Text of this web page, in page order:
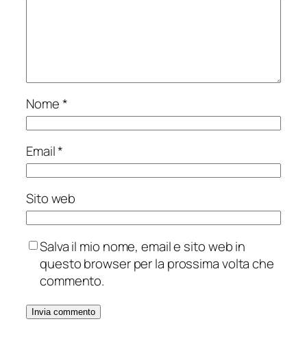
Nome*
Email*
Sito web
Salva il mio nome, email e sito web in
questo browser per la prossima volta che
commento.